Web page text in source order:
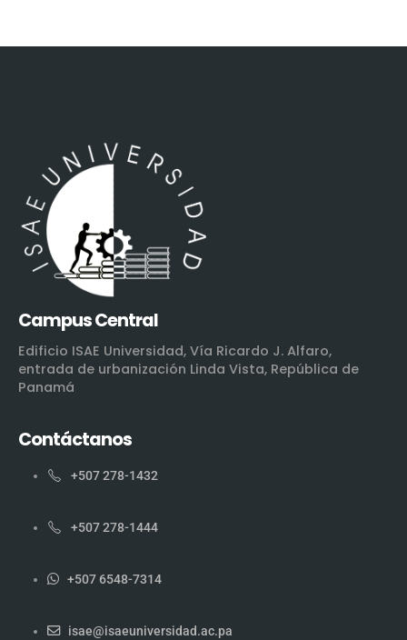
Campus Central
Edificio ISAE Universidad, Vía Ricardo J. Alfaro,
entrada de urbanización Linda Vista, República de
Panamá
Contáctanos
+507 278-1432
+507 278-1444
+507 6548-7314
isae@isaeuniversidad.ac.pa